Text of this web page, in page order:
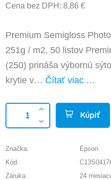
Cena bez DPH: 8,86 €
Premium Semigloss
251g / m2, 50 listov
(250) prináša výbornú
krytie v… Čítať viac …
Kúpiť
Značka:
Epson
Kód:
Záruka:
24